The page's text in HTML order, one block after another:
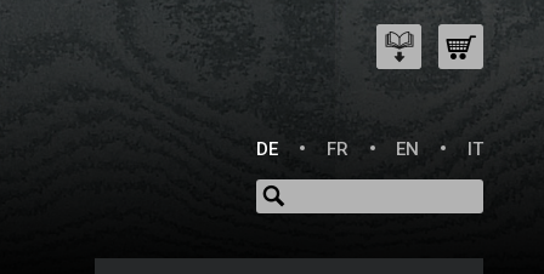
DE FR EN IT